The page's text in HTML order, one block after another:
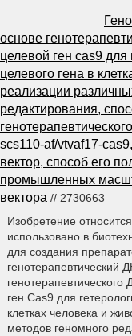
основе
целевой ген cas9 для
целевого гена в
реализации
редактирования,
scs110-af/vtvaf17-
вектор, способ его
промышленных
вектора // 2730663
Изобретение
использовано в
для создания
генотерапевтический
ген Cas9 для
клетках человека и
методов геномного